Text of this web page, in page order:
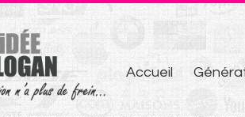
Aller
au
contenu
Accueil